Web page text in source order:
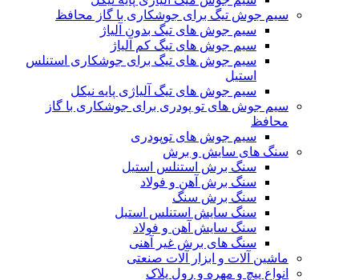
سیم جوش تیگ برای جوشکاری با گاز محافظ
سیم جوش های تیگ بدون آلیاژ
سیم جوش های تیگ کم آلیاژ
سیم جوش های تیگ برای جوشکاری استنلس
استیل
سیم جوش های تیگ آلیاژی پایه نیکل
سیم جوش های تو پودری برای جوشکاری با گاز
محافظ
سیم جوش های توپودری
سنگ های سایش و برش
سنگ برش استنلس استیل
سنگ برش آهن و فولاد
سنگ برش سنگ
سنگ سایش استنلس استیل
سنگ سایش آهن و فولاد
سنگ های برش غیر آهنی
ماشین آلات و ابزار آلات صنعتی
انواع پیچ و مهره و رول پلاک